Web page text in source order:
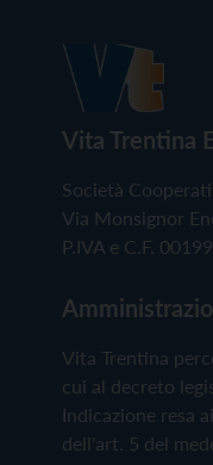
Vita Trentina
Società
Via Monsignor
P.IVA e C.F.
Vita Trentina
cui al decreto
Indicazione resa
dell'art. 5 del